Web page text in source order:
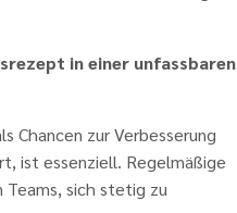
in einer unfassbaren
Chancen zur Verbesserung
ist essenziell. Regelmäßige
Teams, sich stetig zu